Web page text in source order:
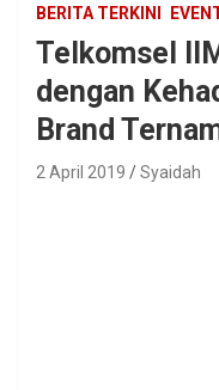
BERITA TERKINI
Telkomsel
dengan
Brand
2 April 2019 Syaidah